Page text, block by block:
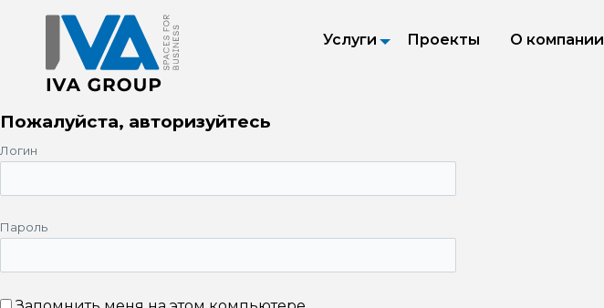
Услуги Проекты О компании
Пожалуйста, авторизуйтесь
Логин
Пароль